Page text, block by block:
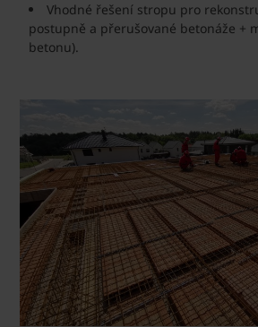
Vhodné řešení stropu pro
postupně a přerušované betonáže +
betonu).